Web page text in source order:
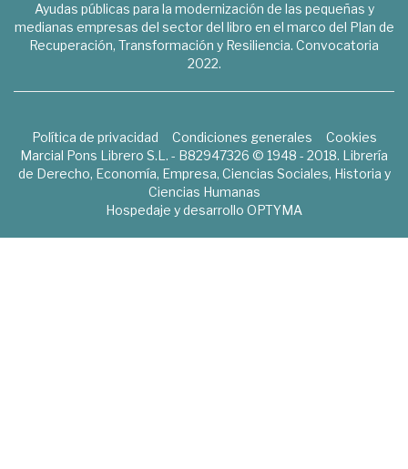
Ayudas públicas para la modernización de las pequeñas y
medianas empresas del sector del libro en el marco del Plan de
Recuperación, Transformación y Resiliencia. Convocatoria
2022.
Política de privacidad Condiciones generales
Cookies
Marcial Pons Librero S.L. - B82947326 © 1948 - 2018. Librería
de Derecho, Economía, Empresa, Ciencias Sociales, Historia y
Ciencias Humanas
Hospedaje y desarrollo OPTYMA